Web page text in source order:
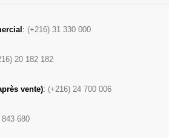
: (+216) 31 330 000
20 182 182
vente): (+216) 24 700 006
680